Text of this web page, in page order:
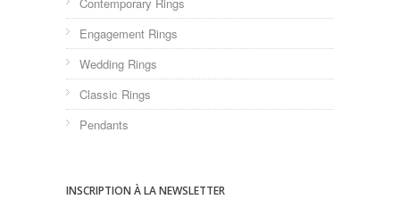
Engagement Rings
Wedding Rings
Classic Rings
Pendants
INSCRIPTION À LA NEWSLETTER